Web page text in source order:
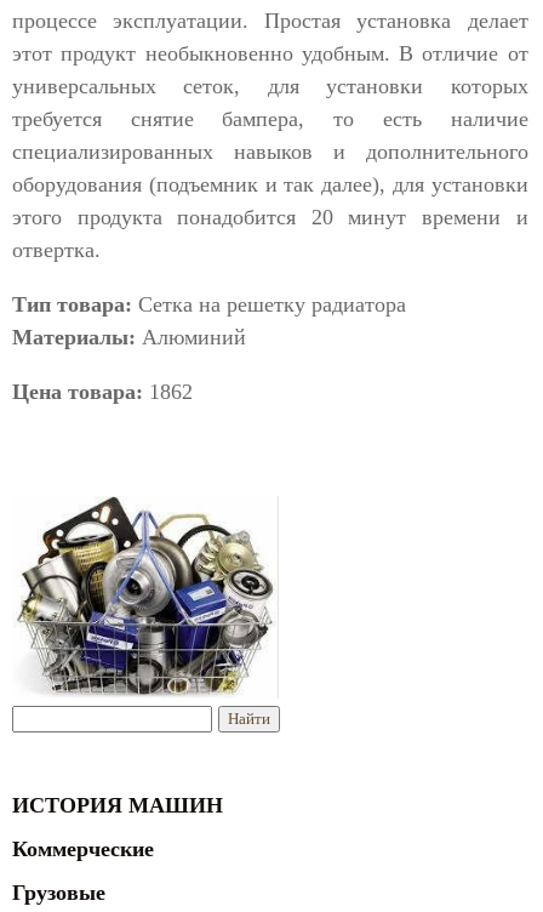
процессе эксплуатации. Простая установка делает
этот продукт необыкновенно удобным. В отличие от
универсальных сеток, для установки которых
требуется снятие бампера, то есть наличие
специализированных навыков и дополнительного
оборудования (подъемник и так далее), для установки
этого продукта понадобится 20 минут времени и
отвертка.
Тип товара: Сетка на решетку радиатора
Материалы: Алюминий
Цена товара: 1862
ИСТОРИЯ МАШИН
Коммерческие
Грузовые